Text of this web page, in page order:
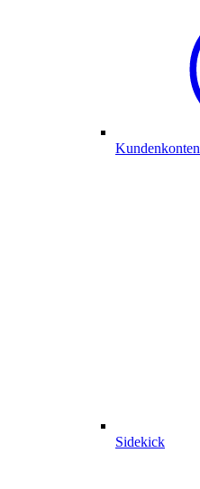
Kundenkonten
Sidekick